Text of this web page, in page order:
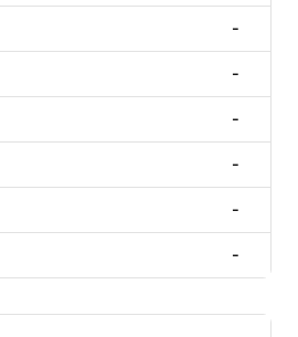
-
-
-
-
-
-